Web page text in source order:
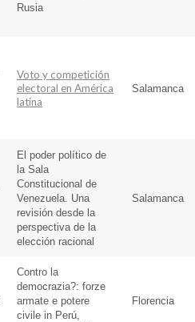
Rusia
Voto y competición
electoral en América
latina
Salamanca
El poder político de
la Sala
Constitucional de
Venezuela. Una
revisión desde la
perspectiva de la
elección racional
Salamanca
Contro la
democrazia?: forze
armate e potere
civile in Perú,
Florencia